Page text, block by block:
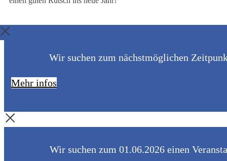
Wir suchen zum nächstmöglichen
Mehr infos
Wir suchen zum 01.06.2026 einen